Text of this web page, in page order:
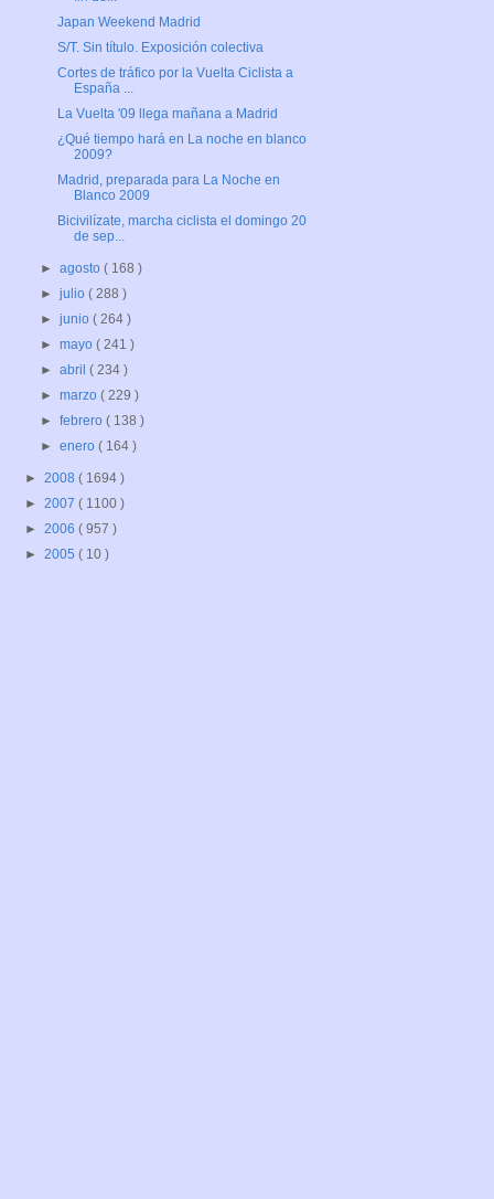
Japan Weekend Madrid
S/T. Sin título. Exposición colectiva
Cortes de tráfico por la Vuelta Ciclista a
España ...
La Vuelta '09 llega mañana a Madrid
¿Qué tiempo hará en La noche en blanco
2009?
Madrid, preparada para La Noche en
Blanco 2009
Bicivilízate, marcha ciclista el domingo 20
de sep...
►agosto( 168 )
►julio( 288 )
►junio( 264 )
►mayo( 241 )
►abril( 234 )
►marzo( 229 )
►febrero( 138 )
►enero( 164 )
► 2008 ( 1694 )
► 2007 ( 1100 )
► 2006 ( 957 )
► 2005 ( 10 )